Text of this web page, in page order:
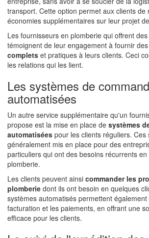
transport. Cette option permet aux clients de
économies supplémentaires sur leur projet
Les fournisseurs en plomberie qui offrent
témoignent de leur engagement à fournir des
complets et pratiques à leurs clients. Ceci
les relations qui les lient.
Les systèmes de
automatisées
Un autre service supplémentaire qu'un
propose est la mise en place de systèmes
automatisées pour les clients réguliers. Ces
généralement mis en place pour des
particuliers qui ont des besoins récurrents
plomberie.
Les clients peuvent ainsi commander les
plomberie dont ils ont besoin en quelques
systèmes automatisés permettent
facturation et les paiements, en offrant une
efficace pour les clients.